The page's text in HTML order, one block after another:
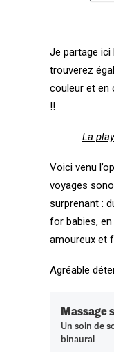
Je partage ici
trouverez
couleur et en
!!
La
Voici venu
voyages
surprenant :
for babies,
amoureux et
Agréable